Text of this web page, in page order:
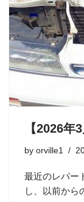
【2026年
by orville1
最近のレパー
し、以前か